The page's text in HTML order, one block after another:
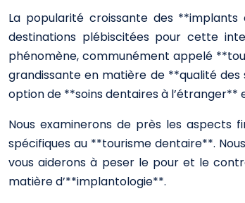
La popularité croissante des
destinations plébiscitées pour cette
phénomène, communément appelé
grandissante en matière de **qualité
option de **soins dentaires à
Nous examinerons de près les aspects
spécifiques au **tourisme dentaire**.
vous aiderons à peser le pour et le
matière d’**implantologie**.